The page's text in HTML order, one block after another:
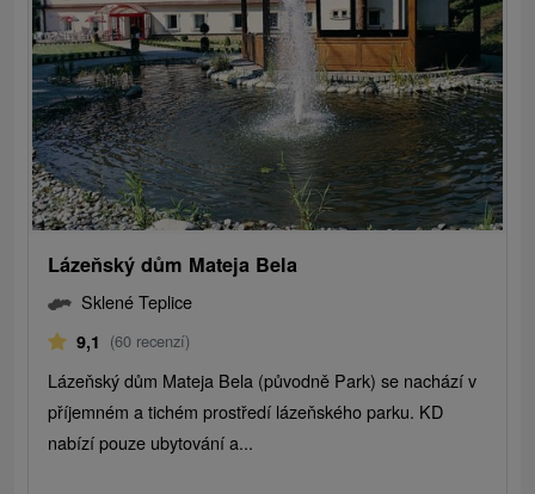
Lázeňský dům Mateja Bela
Sklené Teplice
9,1 (60 recenzí)
Lázeňský dům Mateja Bela (původně Park) se nachází v
příjemném a tichém prostředí lázeňského parku. KD
nabízí pouze ubytování a...